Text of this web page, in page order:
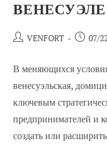
АвторVENFORT 07/
В меняющихся
венесуэльская,
ключевым
предпринимателей и
создать или